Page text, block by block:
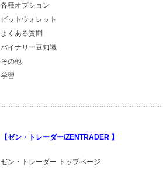
各種オプション
ビットウォレット
よくある質問
バイナリー豆知識
その他
学習
【ゼン・トレーダー/ZENTRADER 】
ゼン・トレーダー トップページ